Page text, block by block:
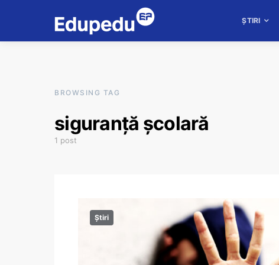
ȘTIRI
BROWSING TAG
siguranță școlară
1 post
Știri